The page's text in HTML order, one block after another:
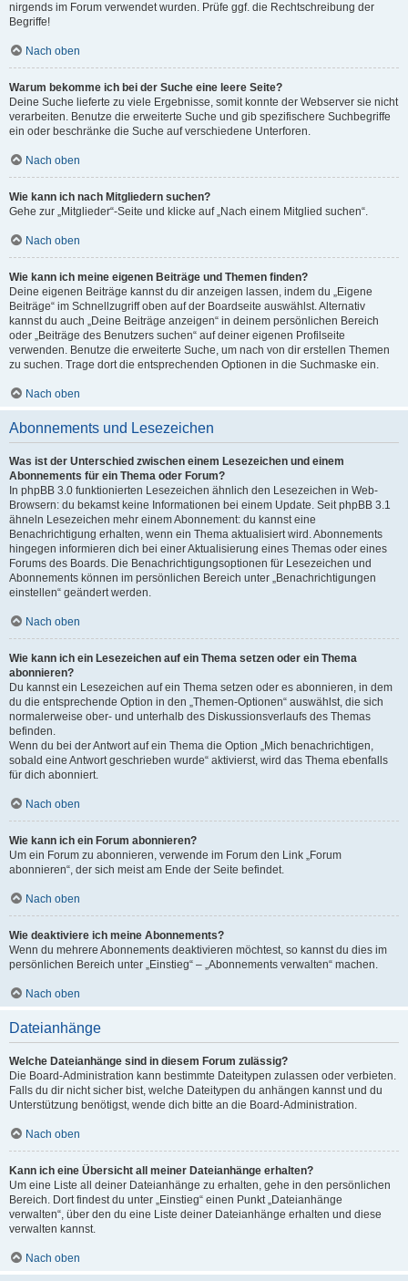
nirgends im Forum verwendet wurden. Prüfe ggf. die Rechtschreibung der
Begriffe!
Nach oben
Warum bekomme ich bei der Suche eine leere Seite?
Deine Suche lieferte zu viele Ergebnisse, somit konnte der Webserver sie nicht
verarbeiten. Benutze die erweiterte Suche und gib spezifischere Suchbegriffe
ein oder beschränke die Suche auf verschiedene Unterforen.
Nach oben
Wie kann ich nach Mitgliedern suchen?
Gehe zur „Mitglieder“-Seite und klicke auf „Nach einem Mitglied suchen“.
Nach oben
Wie kann ich meine eigenen Beiträge und Themen finden?
Deine eigenen Beiträge kannst du dir anzeigen lassen, indem du „Eigene
Beiträge“ im Schnellzugriff oben auf der Boardseite auswählst. Alternativ
kannst du auch „Deine Beiträge anzeigen“ in deinem persönlichen Bereich
oder „Beiträge des Benutzers suchen“ auf deiner eigenen Profilseite
verwenden. Benutze die erweiterte Suche, um nach von dir erstellen Themen
zu suchen. Trage dort die entsprechenden Optionen in die Suchmaske ein.
Nach oben
Abonnements und Lesezeichen
Was ist der Unterschied zwischen einem Lesezeichen und einem
Abonnements für ein Thema oder Forum?
In phpBB 3.0 funktionierten Lesezeichen ähnlich den Lesezeichen in Web-
Browsern: du bekamst keine Informationen bei einem Update. Seit phpBB 3.1
ähneln Lesezeichen mehr einem Abonnement: du kannst eine
Benachrichtigung erhalten, wenn ein Thema aktualisiert wird. Abonnements
hingegen informieren dich bei einer Aktualisierung eines Themas oder eines
Forums des Boards. Die Benachrichtigungsoptionen für Lesezeichen und
Abonnements können im persönlichen Bereich unter „Benachrichtigungen
einstellen“ geändert werden.
Nach oben
Wie kann ich ein Lesezeichen auf ein Thema setzen oder ein Thema
abonnieren?
Du kannst ein Lesezeichen auf ein Thema setzen oder es abonnieren, in dem
du die entsprechende Option in den „Themen-Optionen“ auswählst, die sich
normalerweise ober- und unterhalb des Diskussionsverlaufs des Themas
befinden.
Wenn du bei der Antwort auf ein Thema die Option „Mich benachrichtigen,
sobald eine Antwort geschrieben wurde“ aktivierst, wird das Thema ebenfalls
für dich abonniert.
Nach oben
Wie kann ich ein Forum abonnieren?
Um ein Forum zu abonnieren, verwende im Forum den Link „Forum
abonnieren“, der sich meist am Ende der Seite befindet.
Nach oben
Wie deaktiviere ich meine Abonnements?
Wenn du mehrere Abonnements deaktivieren möchtest, so kannst du dies im
persönlichen Bereich unter „Einstieg“ – „Abonnements verwalten“ machen.
Nach oben
Dateianhänge
Welche Dateianhänge sind in diesem Forum zulässig?
Die Board-Administration kann bestimmte Dateitypen zulassen oder verbieten.
Falls du dir nicht sicher bist, welche Dateitypen du anhängen kannst und du
Unterstützung benötigst, wende dich bitte an die Board-Administration.
Nach oben
Kann ich eine Übersicht all meiner Dateianhänge erhalten?
Um eine Liste all deiner Dateianhänge zu erhalten, gehe in den persönlichen
Bereich. Dort findest du unter „Einstieg“ einen Punkt „Dateianhänge
verwalten“, über den du eine Liste deiner Dateianhänge erhalten und diese
verwalten kannst.
Nach oben